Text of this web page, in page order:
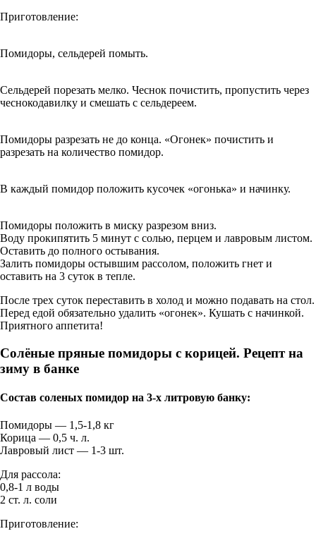
Приготовление:
Помидоры, сельдерей помыть.
Сельдерей порезать мелко. Чеснок почистить, пропустить через
чеснокодавилку и смешать с сельдереем.
Помидоры разрезать не до конца. «Огонек» почистить и
разрезать на количество помидор.
В каждый помидор положить кусочек «огонька» и начинку.
Помидоры положить в миску разрезом вниз.
Воду прокипятить 5 минут с солью, перцем и лавровым листом.
Оставить до полного остывания.
Залить помидоры остывшим рассолом, положить гнет и
оставить на 3 суток в тепле.
После трех суток переставить в холод и можно подавать на стол.
Перед едой обязательно удалить «огонек». Кушать с начинкой.
Приятного аппетита!
Солёные пряные помидоры с корицей. Рецепт на
зиму в банке
Состав соленых помидор на 3-х литровую банку:
Помидоры — 1,5-1,8 кг
Корица — 0,5 ч. л.
Лавровый лист — 1-3 шт.
Для рассола:
0,8-1 л воды
2 ст. л. соли
Приготовление: